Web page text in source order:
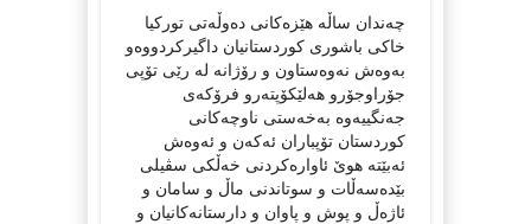
چه‌ندان ساڵه هێزه‌كانی ده‌وڵه‌تی توركیا
خاكی باشوری كوردستانیان داگیركردووه‌و
به‌وه‌ش نه‌وه‌ستاون و رۆژانه‌ له‌ رێی تۆپی
جۆراوجۆرو هه‌لێكۆپته‌رو فرۆكه‌ی
جه‌نگییه‌وه‌ به‌خه‌ستی ناوچه‌كانی
كوردستان تۆپباران ئه‌كه‌ن و ئه‌وه‌ش
ئه‌بێته‌ هوێ ئاواره‌كردنی خه‌ڵكی سڤیلی
بێده‌سه‌ڵات و سوتاندنی ماڵ و سامان و
ئاژه‌ڵ و پوش و پاوان و دارستانه‌كانیان و